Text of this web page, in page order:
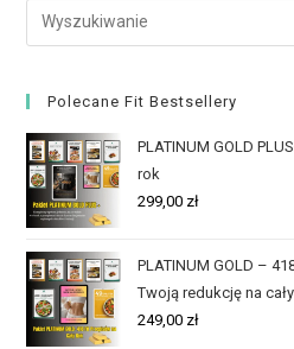
Polecane Fit Bestsellery
PLATINUM GOLD
rok
299,00 zł
PLATINUM GOLD –
Twoją redukcję na
249,00 zł